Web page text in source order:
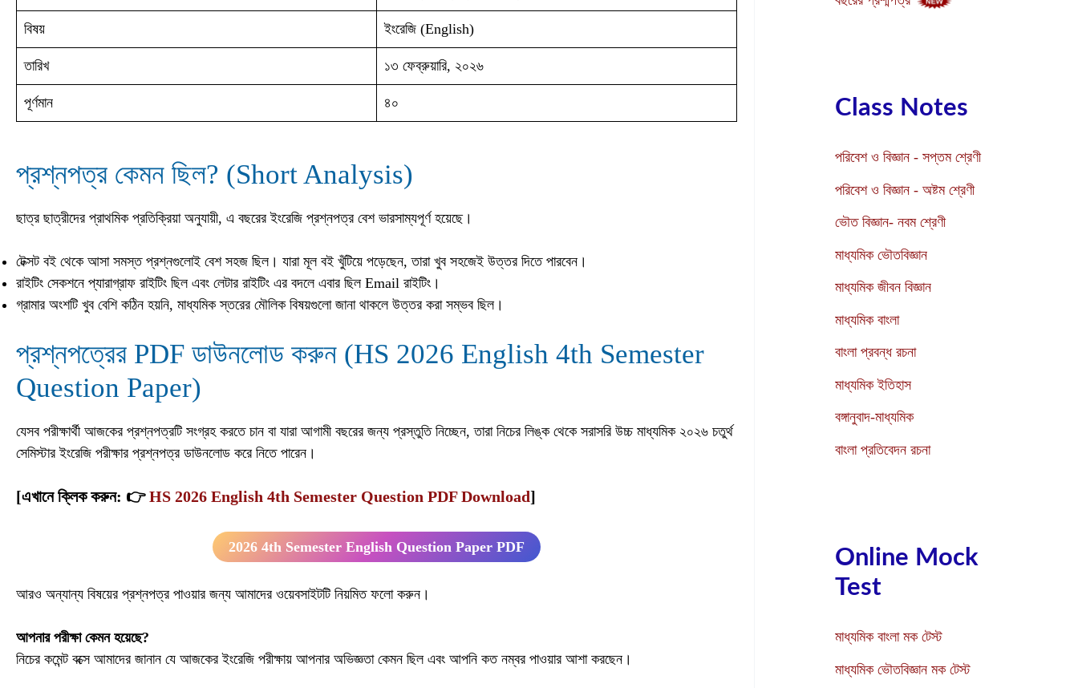
বিষয় ইংরেজি (English)
তারিখ ১৩ ফেব্রুয়ারি, ২০২৬
পূর্ণমান ৪০
প্রশ্নপত্র কেমন ছিল? (Short Analysis)
ছাত্র ছাত্রীদের প্রাথমিক প্রতিক্রিয়া অনুযায়ী, এ বছরের ইংরেজি প্রশ্নপত্র বেশ ভারসাম্যপূর্ণ হয়েছে।
টেক্সট বই থেকে আসা সমস্ত প্রশ্নগুলোই বেশ সহজ ছিল। যারা মূল বই খুঁটিয়ে পড়েছেন, তারা খুব সহজেই উত্তর দিতে পারবেন।
রাইটিং সেকশনে প্যারাগ্রাফ রাইটিং ছিল এবং লেটার রাইটিং এর বদলে এবার ছিল Email রাইটিং।
গ্রামার অংশটি খুব বেশি কঠিন হয়নি, মাধ্যমিক স্তরের মৌলিক বিষয়গুলো জানা থাকলে উত্তর করা সম্ভব ছিল।
প্রশ্নপত্রের PDF ডাউনলোড করুন (HS 2026 English 4th Semester
Question Paper)
যেসব পরীক্ষার্থী আজকের প্রশ্নপত্রটি সংগ্রহ করতে চান বা যারা আগামী বছরের জন্য প্রস্তুতি নিচ্ছেন, তারা নিচের লিঙ্ক থেকে সরাসরি উচ্চ মাধ্যমিক ২০২৬ চতুর্থ
সেমিস্টার ইংরেজি পরীক্ষার প্রশ্নপত্র ডাউনলোড করে নিতে পারেন।
[এখানে ক্লিক করুন: 👉HS 2026 English 4th Semester Question PDF Download]
2026 4th Semester English Question Paper PDF
আরও অন্যান্য বিষয়ের প্রশ্নপত্র পাওয়ার জন্য আমাদের ওয়েবসাইটটি নিয়মিত ফলো করুন।
আপনার পরীক্ষা কেমন হয়েছে?
নিচের কমেন্ট বক্সে আমাদের জানান যে আজকের ইংরেজি পরীক্ষায় আপনার অভিজ্ঞতা কেমন ছিল এবং আপনি কত নম্বর পাওয়ার আশা করছেন।
Class Notes
পরিবেশ ও বিজ্ঞান - সপ্তম শ্রেণী
পরিবেশ ও বিজ্ঞান - অষ্টম শ্রেণী
ভৌত বিজ্ঞান- নবম শ্রেণী
মাধ্যমিক ভৌতবিজ্ঞান
মাধ্যমিক জীবন বিজ্ঞান
মাধ্যমিক বাংলা
বাংলা প্রবন্ধ রচনা
মাধ্যমিক ইতিহাস
বঙ্গানুবাদ-মাধ্যমিক
বাংলা প্রতিবেদন রচনা
Online Mock
Test
মাধ্যমিক বাংলা মক টেস্ট
মাধ্যমিক ভৌতবিজ্ঞান মক টেস্ট